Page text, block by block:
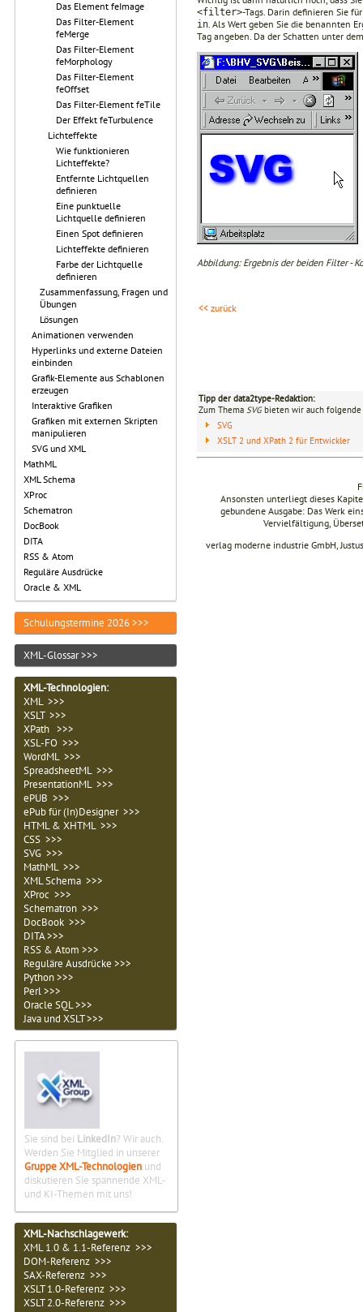
Das Element feImage
Das Filter-Element
feMerge
Das Filter-Element
feMorphology
Das Filter-Element
feOffset
Das Filter-Element feTile
Der Effekt feTurbulence
Lichteffekte
Wie funktionieren
Lichteffekte?
Entfernte Lichtquellen
definieren
Eine punktuelle
Lichtquelle definieren
Einen Spot definieren
Lichteffekte definieren
Farbe der Lichtquelle
definieren
Zusammenfassung, Fragen und
Übungen
Lösungen
Animationen verwenden
Hyperlinks und externe Dateien
einbinden
Grafik-Elemente aus Schablonen
erzeugen
Interaktive Grafiken
Grafiken mit externen Skripten
manipulieren
SVG und XML
MathML
XML Schema
XProc
Schematron
DocBook
DITA
RSS & Atom
Reguläre Ausdrücke
Oracle & XML
Schulungstermine 2026 >>>
XML-Glossar >>>
XML-Technologien:
XML >>>
XSLT >>>
XPath >>>
XSL-FO >>>
WordML >>>
SpreadsheetML >>>
PresentationML >>>
ePUB >>>
ePub für (In)Designer >>>
HTML & XHTML >>>
CSS >>>
SVG >>>
MathML >>>
XML Schema >>>
XProc >>>
Schematron >>>
DocBook >>>
DITA >>>
RSS & Atom >>>
Reguläre Ausdrücke >>>
Python >>>
Perl >>>
Oracle SQL >>>
Java und XSLT >>>
Sie sind bei LinkedIn? Wir auch.
Werden Sie Mitglied in unserer
Gruppe XML-Technologien und
diskutieren Sie spannende XML-
und KI-Themen mit uns!
XML-Nachschlagewerk:
XML 1.0 & 1.1-Referenz >>>
DOM-Referenz >>>
SAX-Referenz >>>
XSLT 1.0-Referenz >>>
XSLT 2.0-Referenz >>>
<filter>-Tags. Darin definieren Sie
in . Als Wert geben Sie die benannten
Tag angeben. Da der Schatten unter
Abbildung: Ergebnis der beiden Filter -
<< zurück
Tipp der data2type-Redaktion:
Zum Thema SVGbieten wir auch folgende
SVG
XSLT 2 und XPath 2 für Entwickler
Ansonsten unterliegt dieses
gebundene Ausgabe: Das Werk
Vervielfältigung,
verlag moderne industrie GmbH,